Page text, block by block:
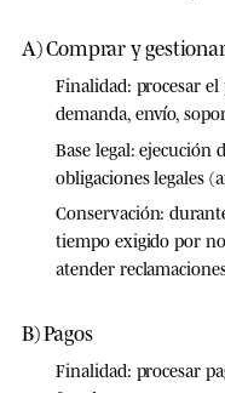
A) Comprar y
Finalidad: procesar
demanda, envío,
Base legal: ejecución
obligaciones legales
Conservación:
tiempo exigido por
atender
B) Pagos
Finalidad: procesar